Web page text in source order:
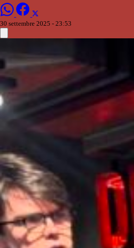
30 settembre 2025 - 23:53